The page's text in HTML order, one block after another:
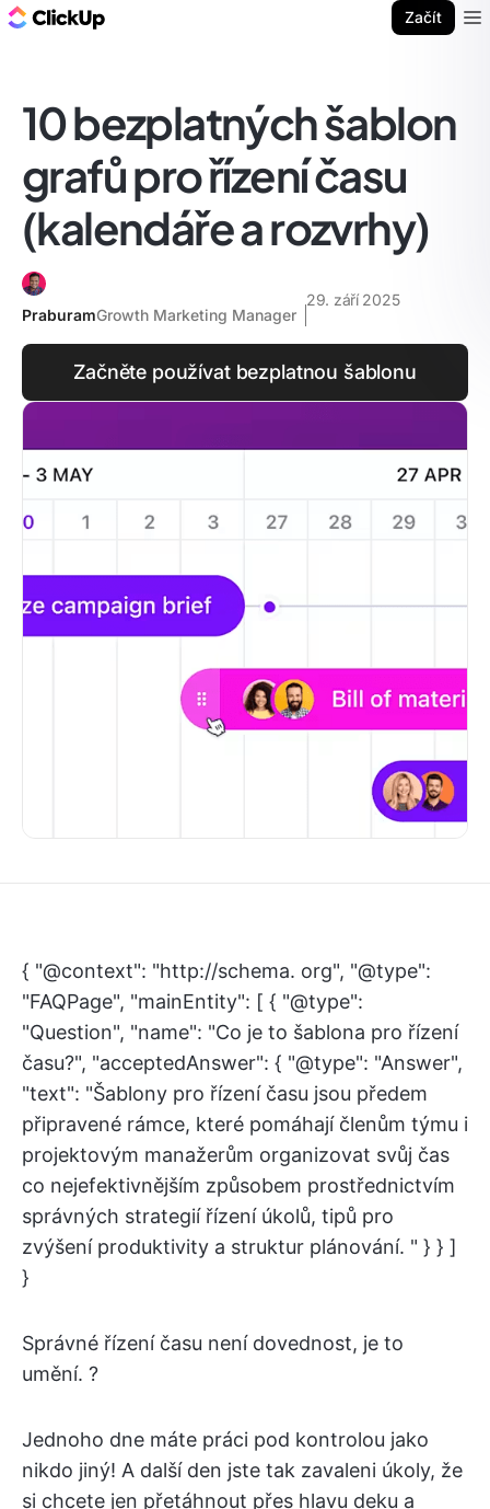
Začít
10 bezplatných šablon
grafů pro řízení času
(kalendáře a rozvrhy)
PraburamGrowth Marketing Manager
29. září 2025
Začněte používat bezplatnou šablonu
{ "@context": "http://schema. org", "@type":
"FAQPage", "mainEntity": [ { "@type":
"Question", "name": "Co je to šablona pro řízení
času?", "acceptedAnswer": { "@type": "Answer",
"text": "Šablony pro řízení času jsou předem
připravené rámce, které pomáhají členům týmu i
projektovým manažerům organizovat svůj čas
co nejefektivnějším způsobem prostřednictvím
správných strategií řízení úkolů, tipů pro
zvýšení produktivity a struktur plánování. " } } ]
}
Správné řízení času není dovednost, je to
umění. ?
Jednoho dne máte práci pod kontrolou jako
nikdo jiný! A další den jste tak zavaleni úkoly, že
si chcete jen přetáhnout přes hlavu deku a